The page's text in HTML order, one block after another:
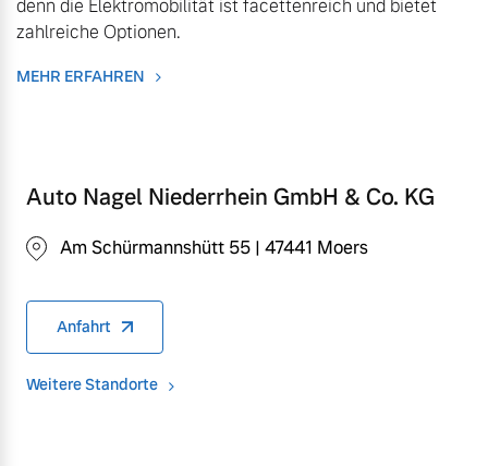
denn die Elektromobilität ist facettenreich und bietet
zahlreiche Optionen.
MEHR ERFAHREN
Auto Nagel Niederrhein GmbH & Co. KG
Am Schürmannshütt 55 | 47441 Moers
Anfahrt
Weitere Standorte